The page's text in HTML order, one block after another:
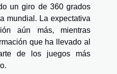
un giro de 360 grados
mundial. La expectativa
aún más, mientras
que ha llevado al
de los juegos más